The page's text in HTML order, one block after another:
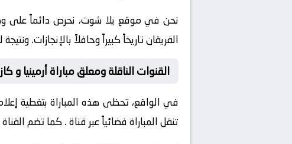
نحن في موقع يلا شوت، نحرص دائماً على
الفريقان تاريخاً كبيراً وحافلاً بالإنجازات.
القنوات الناقلة ومعلق مباراة أرمينيا و
في الواقع، تحظى هذه المباراة بتغطية
تنقل المباراة فضائياً عبر قناة. كما تضم القناة